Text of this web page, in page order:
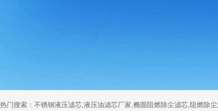
热门搜索：不锈钢液压滤芯,液压油滤芯厂家,椭圆阻燃除尘滤芯,阻燃除